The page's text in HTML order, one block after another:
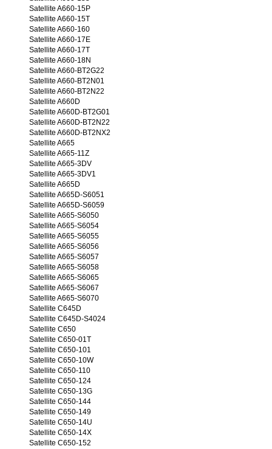
Satellite A660-15P
Satellite A660-15T
Satellite A660-160
Satellite A660-17E
Satellite A660-17T
Satellite A660-18N
Satellite A660-BT2G22
Satellite A660-BT2N01
Satellite A660-BT2N22
Satellite A660D
Satellite A660D-BT2G01
Satellite A660D-BT2N22
Satellite A660D-BT2NX2
Satellite A665
Satellite A665-11Z
Satellite A665-3DV
Satellite A665-3DV1
Satellite A665D
Satellite A665D-S6051
Satellite A665D-S6059
Satellite A665-S6050
Satellite A665-S6054
Satellite A665-S6055
Satellite A665-S6056
Satellite A665-S6057
Satellite A665-S6058
Satellite A665-S6065
Satellite A665-S6067
Satellite A665-S6070
Satellite C645D
Satellite C645D-S4024
Satellite C650
Satellite C650-01T
Satellite C650-101
Satellite C650-10W
Satellite C650-110
Satellite C650-124
Satellite C650-13G
Satellite C650-144
Satellite C650-149
Satellite C650-14U
Satellite C650-14X
Satellite C650-152